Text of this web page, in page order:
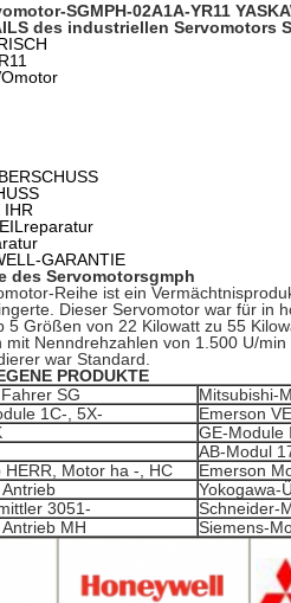
SGMPH-02A1A-YR11
des industriellen Servomotors
IHR
GARANTIE
des Servomotorsgmph
Reihe ist ein
Dieser Servomotor war für in
5 Größen von 22 Kilowatt zu 55
mit Nenndrehzahlen von 1.500 U/
war Standard.
PRODUKTE
SG
Mitsubishi-
1C-, 5X-
Emerson
GE-Module
AB-Modul
HERR, Motor ha -, HC
Emerson
Yokogawa-
3051-
Schneider-
MH
Siemens-